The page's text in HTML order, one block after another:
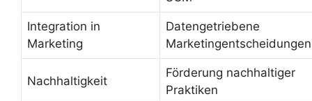
Integration in
Marketing
Datengetriebene
Marketingentscheidungen
Nachhaltigkeit
Förderung nachhaltiger
Praktiken